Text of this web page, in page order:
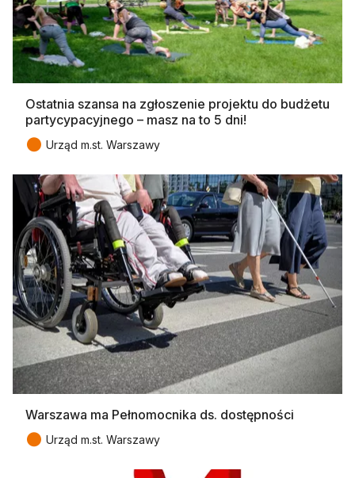
Ostatnia szansa na zgłoszenie projektu do budżetu
partycypacyjnego – masz na to 5 dni!
● Urząd m.st. Warszawy
Warszawa ma Pełnomocnika ds. dostępności
● Urząd m.st. Warszawy